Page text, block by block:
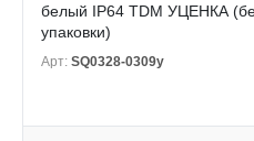
белый IP64 TDM УЦЕНКА
упаковки)
Арт: SQ0328-0309у